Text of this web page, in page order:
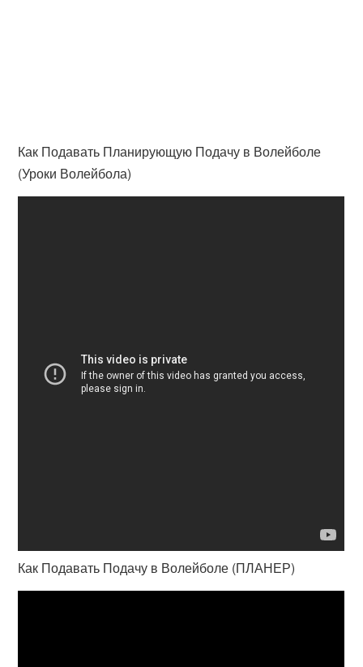
Как Подавать Планирующую Подачу в Волейболе
(Уроки Волейбола)
Как Подавать Подачу в Волейболе (ПЛАНЕР)